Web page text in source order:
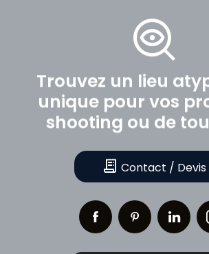
mystery
Trouvez un lieu
unique pour vos
shooting ou de
receipt_long Contact / Devis